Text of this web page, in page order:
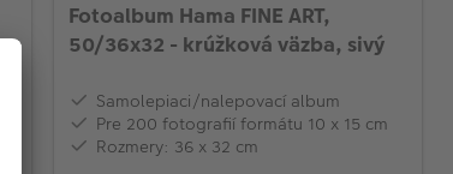
Fotoalbum Hama FINE ART,
50/36x32 - krúžková väzba, sivý
Samolepiaci/nalepovací album
Pre 200 fotografií formátu 10 x 15 cm
Rozmery: 36 x 32 cm